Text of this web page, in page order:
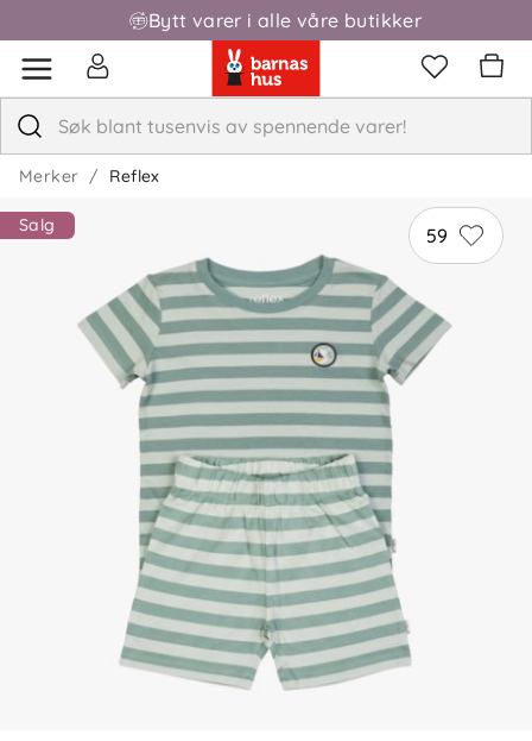
Bytt varer i alle våre butikker
Merker Reflex
59
Salg